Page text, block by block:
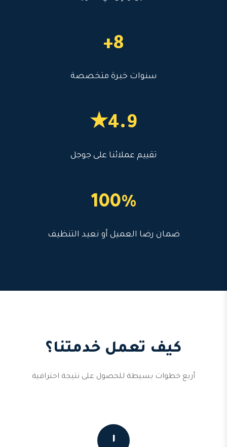
8+
سنوات خبرة متخصصة
4.9★
تقييم عملائنا على جوجل
100%
ضمان رضا العميل أو نعيد التنظيف
كيف تعمل خدمتنا؟
أربع خطوات بسيطة للحصول على نتيجة احترافية
١